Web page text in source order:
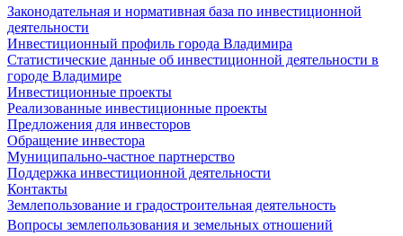
Законодательная и нормативная база по инвестиционной
деятельности
Инвестиционный профиль города Владимира
Статистические данные об инвестиционной деятельности в
городе Владимире
Инвестиционные проекты
Реализованные инвестиционные проекты
Предложения для инвесторов
Обращение инвестора
Муниципально-частное партнерство
Поддержка инвестиционной деятельности
Контакты
Землепользование и градостроительная деятельность
Вопросы землепользования и земельных отношений